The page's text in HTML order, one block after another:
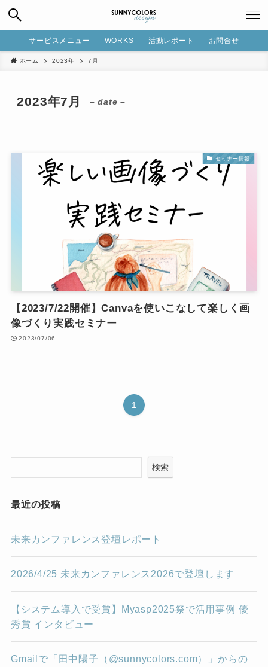
サービスメニュー WORKS 活動レポート お問合せ
ホーム 2023年 7月
2023年7月 – date –
セミナー情報
【2023/7/22開催】Canvaを使いこなして楽しく画
像づくり実践セミナー
2023/07/06
1
検索
最近の投稿
未来カンファレンス登壇レポート
2026/4/25 未来カンファレンス2026で登壇します
【システム導入で受賞】Myasp2025祭で活用事例 優
秀賞 インタビュー
Gmailで「田中陽子（@sunnycolors.com）」からの